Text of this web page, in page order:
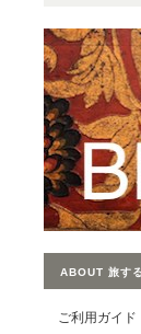
ABOUT 旅す
ご利用ガイド